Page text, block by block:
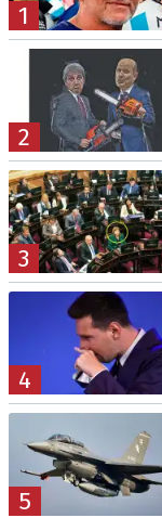
1
2
3
4
5